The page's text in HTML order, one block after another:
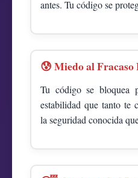
antes. Tu código se
😰 Miedo al Fracaso
Tu código se bloquea
estabilidad que tanto te
la seguridad conocida